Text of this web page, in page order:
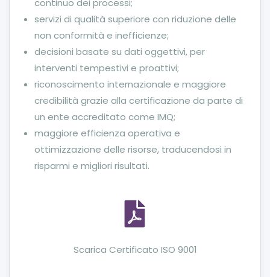
continuo dei processi;
servizi di qualità superiore con riduzione delle
non conformità e inefficienze;
decisioni basate su dati oggettivi, per
interventi tempestivi e proattivi;
riconoscimento internazionale e maggiore
credibilità grazie alla certificazione da parte di
un ente accreditato come IMQ;
maggiore efficienza operativa e
ottimizzazione delle risorse, traducendosi in
risparmi e migliori risultati.
Scarica Certificato ISO 9001